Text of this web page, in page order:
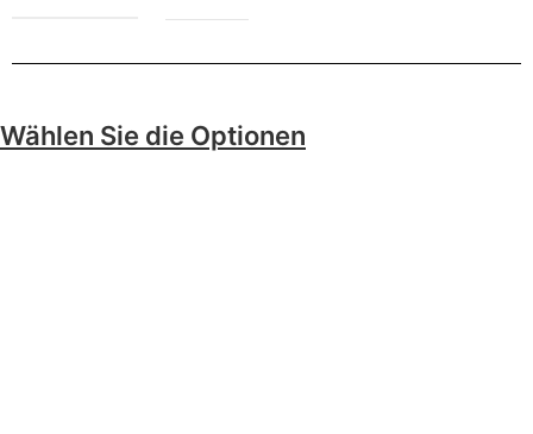
Wählen Sie die Optionen